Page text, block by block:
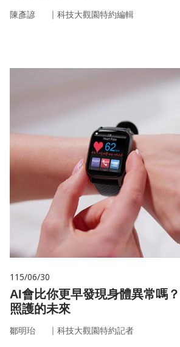
陳彥諺 ｜ 科技大觀園特約編輯
115/06/30
AI會比你更早發現身體異常嗎
照護的未來
鄒明珆 ｜ 科技大觀園特約記者